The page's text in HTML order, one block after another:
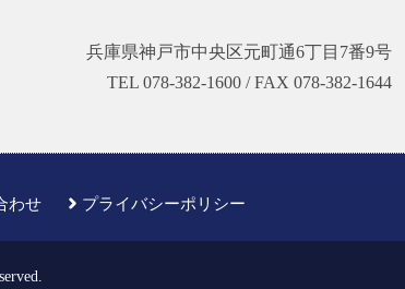
兵庫県神戸市中央区元町通6丁目7番9号
TEL 078-382-1600 / FAX 078-382-1644
わせ プライバシーポリシー